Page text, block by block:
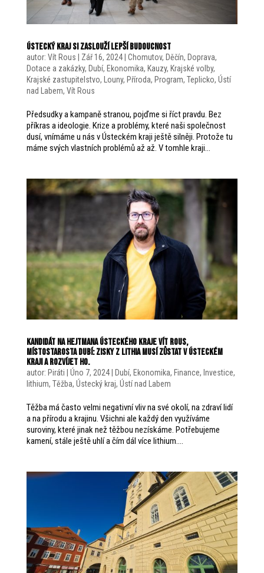
ÚSTECKÝ KRAJ SI ZASLOUŽÍ LEPŠÍ BUDOUCNOST
autor: Vít Rous Zář 16, 2024| Chomutov, Děčín, Doprava,
Dotace a zakázky, Dubí, Ekonomika, Kauzy, Krajské volby,
Krajské zastupitelstvo, Louny, Příroda, Program, Teplicko, Ústí
nad Labem, Vít Rous
Předsudky a kampaně stranou, pojďme si říct pravdu. Bez
příkras a ideologie. Krize a problémy, které naši společnost
dusí, vnímáme u nás v Ústeckém kraji ještě silněji. Protože tu
máme svých vlastních problémů až až. V tomhle kraji...
Kandidát na hejtmana Ústeckého kraje Vít Rous,
místostarosta Dubí: Zisky z lithia musí zůstat v Ústeckém
kraji a rozvíjet ho.
autor: Piráti Úno 7, 2024| Dubí, Ekonomika, Finance, Investice,
lithium, Těžba, Ústecký kraj, Ústí nad Labem
Těžba má často velmi negativní vliv na své okolí, na zdraví lidí
a na přírodu a krajinu. Všichni ale každý den využíváme
suroviny, které jinak než těžbou nezískáme. Potřebujeme
kamení, stále ještě uhlí a čím dál více lithium....